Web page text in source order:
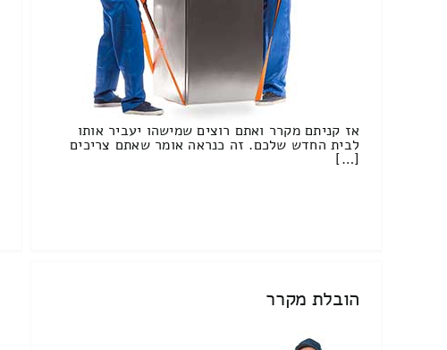
אז קניתם מקרר ואתם רוצים שמישהו יעביר אותו
לבית החדש שלכם. זה כנראה אומר שאתם צריכים
[…]
הובלת מקרר